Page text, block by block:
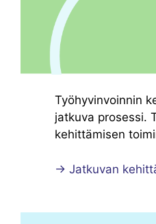
Työhyvinvoinnin
jatkuva prosessi.
kehittämisen
→ Jatkuvan